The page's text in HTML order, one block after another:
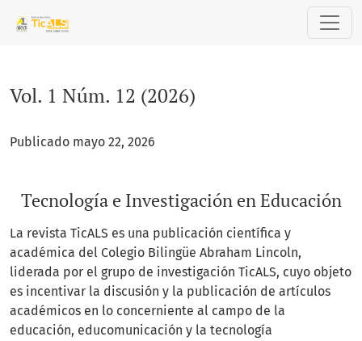
Vol. 1 Núm. 12 (2026): Tecnología e Investigación en
Vol. 1 Núm. 12 (2026)
Publicado mayo 22, 2026
Tecnología e Investigación en Educación
La revista TicALS es una publicación científica y
académica del Colegio Bilingüe Abraham Lincoln,
liderada por el grupo de investigación TicALS, cuyo objeto
es incentivar la discusión y la publicación de artículos
académicos en lo concerniente al campo de la
educación, educomunicación y la tecnología